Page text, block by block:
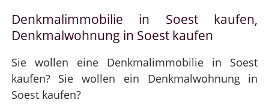
Denkmalimmobilie in Soest kaufen,
Denkmalwohnung in Soest kaufen
Sie wollen eine Denkmalimmobilie in Soest
kaufen? Sie wollen ein Denkmalwohnung in
Soest kaufen?